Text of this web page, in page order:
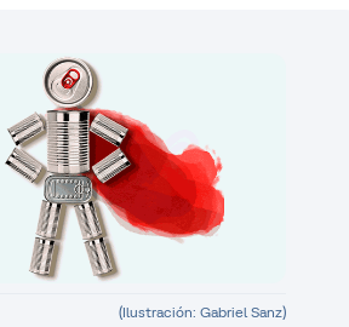
(Ilustración: Gabriel Sanz)